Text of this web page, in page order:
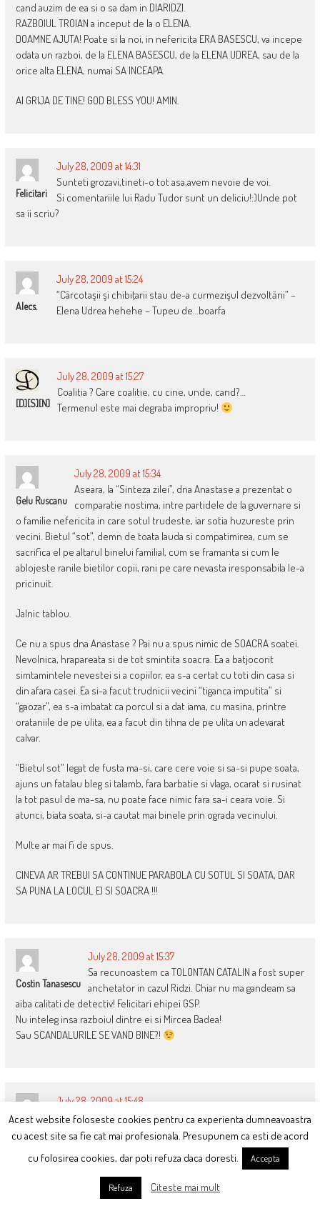
cand auzim de ea si o sa dam in DIARIDZI.
RAZBOIUL TROIAN a inceput de la o ELENA.
DOAMNE AJUTA! Poate si la noi, in nefericita ERA BASESCU, va incepe
odata un razboi, de la ELENA BASESCU, de la ELENA UDREA, sau de la
orice alta ELENA, numai SA INCEAPA.
AI GRIJA DE TINE! GOD BLESS YOU! AMIN.
Felicitari
July 28, 2009 at 14:31
Sunteti grozavi,tineti-o tot asa,avem nevoie de voi.
Si comentariile lui Radu Tudor sunt un deliciu!:)Unde pot
sa ii scriu?
Alecs.
July 28, 2009 at 15:24
“Cârcotaşii şi chibiţarii stau de-a curmezişul dezvoltării” –
Elena Udrea hehehe – Tupeu de…boarfa
[D][S][N]
July 28, 2009 at 15:27
Coalitia ? Care coalitie, cu cine, unde, cand?…
Termenul este mai degraba impropriu!
Gelu Ruscanu
July 28, 2009 at 15:34
Aseara, la “Sinteza zilei”, dna Anastase a prezentat o
comparatie nostima, intre partidele de la guvernare si
o familie nefericita in care sotul trudeste, iar sotia huzureste prin
vecini. Bietul “sot”, demn de toata lauda si compatimirea, cum se
sacrifica el pe altarul binelui familial, cum se framanta si cum le
ablojeste ranile bietilor copii, rani pe care nevasta iresponsabila le-a
pricinuit.
Jalnic tablou.
Ce nu a spus dna Anastase ? Pai nu a spus nimic de SOACRA soatei.
Nevolnica, hrapareata si de tot smintita soacra. Ea a batjocorit
simtamintele nevestei si a copiilor, ea s-a certat cu toti din casa si
din afara casei. Ea si-a facut trudnicii vecini “tiganca imputita” si
“gaozar”, ea s-a imbatat ca porcul si a dat iama, cu masina, printre
orataniile de pe ulita, ea a facut din tihna de pe ulita un adevarat
calvar.
“Bietul sot” legat de fusta ma-si, care cere voie si sa-si pupe soata,
ajuns un fatalau bleg si talamb, fara barbatie si vlaga, ocarat si rusinat
la tot pasul de ma-sa, nu poate face nimic fara sa-i ceara voie. Si
atunci, biata soata, si-a cautat mai binele prin ograda vecinului.
Multe ar mai fi de spus.
CINEVA AR TREBUI SA CONTINUE PARABOLA CU SOTUL SI SOATA, DAR
SA PUNA LA LOCUL EI SI SOACRA !!!
Costin Tanasescu
July 28, 2009 at 15:37
Sa recunoastem ca TOLONTAN CATALIN a fost super
anchetator in cazul Ridzi. Chiar nu ma gandeam sa
aiba calitati de detectiv! Felicitari ehipei GSP.
Nu inteleg insa razboiul dintre ei si Mircea Badea!
Sau SCANDALURILE SE VAND BINE?!
July 28, 2009 at 15:48
@fiara
Da,sunt intr-adevar bolnava…
IoanaP
Acest website foloseste cookies pentru ca experienta dumneavoastra
cu acest site sa fie cat mai profesionala. Presupunem ca esti de acord
cu folosirea cookies, dar poti refuza daca doresti.
Accepta
Refuza Citeste mai mult